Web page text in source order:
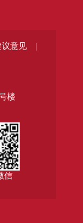
议意见 |
楼
信